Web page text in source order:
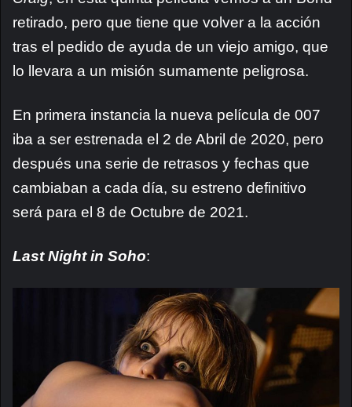
retirado, pero que tiene que volver a la acción
tras el pedido de ayuda de un viejo amigo, que
lo llevara a un misión sumamente peligrosa.
En primera instancia la nueva película de 007
iba a ser estrenada el 2 de Abril de 2020, pero
después una serie de retrasos y fechas que
cambiaban a cada día, su estreno definitivo
será para el 8 de Octubre de 2021.
Last Night in Soho: